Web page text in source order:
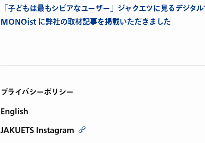
「子どもは最もシビアなユーザー」ジャクエツに見るデジタ
MONOist に弊社の取材記事を掲載いただきました
プライバシーポリシー
English
JAKUETS Instagram